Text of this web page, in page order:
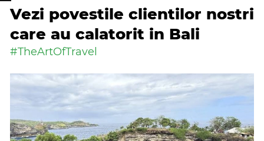
Vezi povestile clientilor nostri
care au calatorit in Bali
#TheArtOfTravel